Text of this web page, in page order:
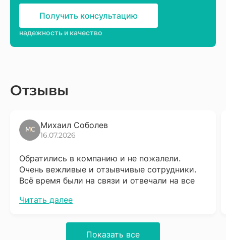
Получить консультацию
надежность и качество
Отзывы
Михаил Соболев
16.07.2026
Обратились в компанию и не пожалели.
Очень вежливые и отзывчивые сотрудники.
Всё время были на связи и отвечали на все
терпения, процесс довольно не быстрый, но
советовать соседям.
Читать далее
Показать все